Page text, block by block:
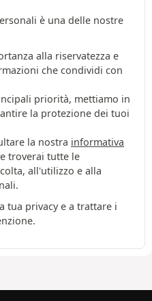
è una delle nostre
alla riservatezza e
che condividi con
priorità, mettiamo in
la protezione dei tuoi
la nostra informativa
troverai tutte le
all'utilizzo e alla
tua privacy e a trattare i